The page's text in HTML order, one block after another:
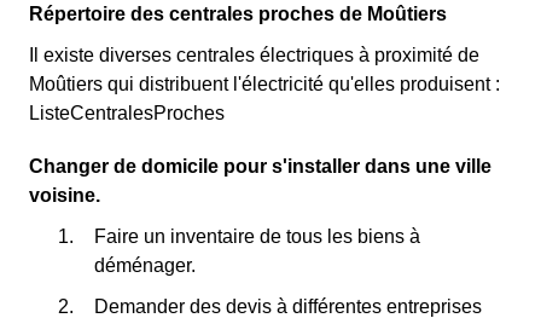
Répertoire des centrales proches de Moûtiers
Il existe diverses centrales électriques à proximité de
Moûtiers qui distribuent l'électricité qu'elles produisent :
ListeCentralesProches
Changer de domicile pour s'installer dans une ville
voisine.
Faire un inventaire de tous les biens à
déménager.
Demander des devis à différentes entreprises